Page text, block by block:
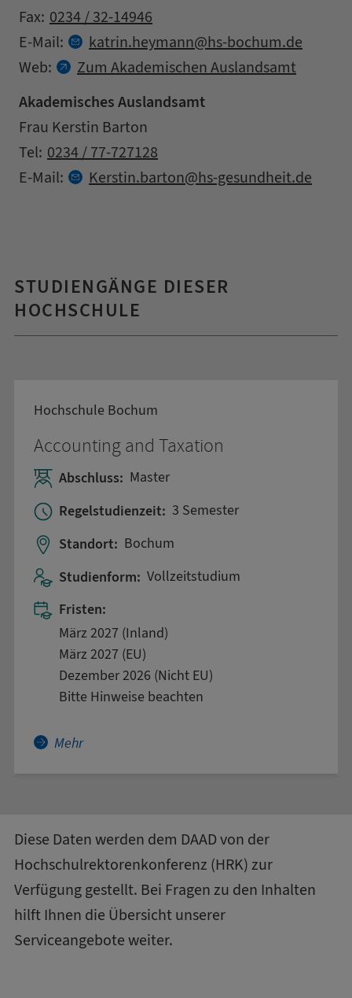
Fax: 0234 / 32-14946
E-Mail:
katrin.heymann at
hs-bochum.de
Web:
Zum Akademischen Auslandsamt
Akademisches Auslandsamt
Adresse
Name
Frau Kerstin Barton
Kontaktdaten
Tel: 0234 / 77-727128
E-Mail:
Kerstin.barton at
hs-gesundheit.de
STUDIENGÄNGE DIESER
HOCHSCHULE
Hochschule Bochum
Accounting and Taxation
Abschluss: Master
Regelstudienzeit: 3 Semester
Standort: Bochum
Studienform: Vollzeitstudium
Fristen:
März 2027 (Inland)
März 2027 (EU)
Dezember 2026 (Nicht EU)
Bitte Hinweise beachten
MehrMehr über Accounting and Taxation
Diese Daten werden dem DAAD von der
Hochschulrektorenkonferenz (HRK) zur
Verfügung gestellt. Bei Fragen zu den Inhalten
hilft Ihnen die Übersicht unserer
Serviceangebote weiter.